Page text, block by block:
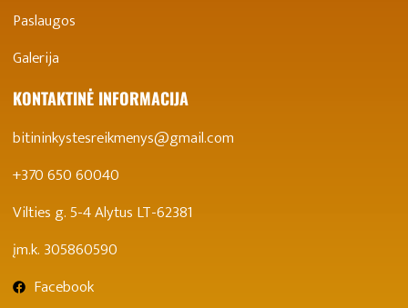
Paslaugos
Galerija
KONTAKTINĖ INFORMACIJA
bitininkystesreikmenys@gmail.com
+370 650 60040
Vilties g. 5-4 Alytus LT-62381
įm.k. 305860590
Facebook